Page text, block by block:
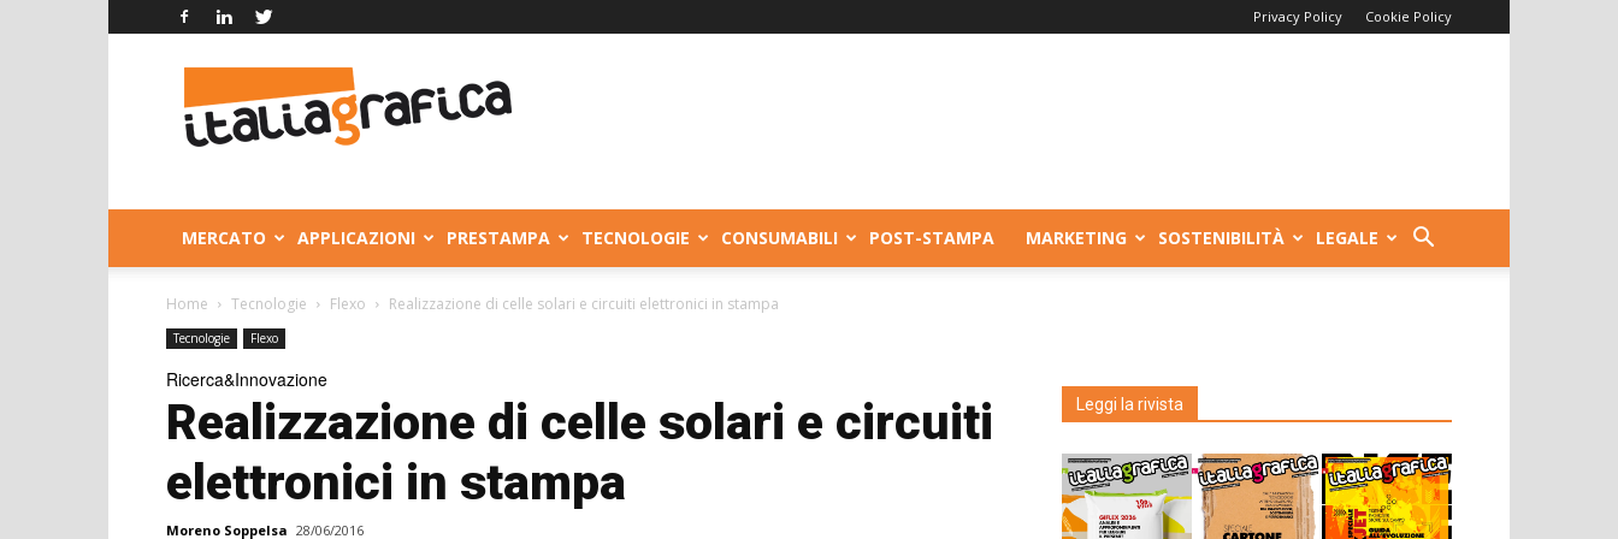
Privacy Policy Cookie Policy
Grafica
MERCATO APPLICAZIONI PRESTAMPA TECNOLOGIE CONSUMABILI POST-STAMPA MARKETING SOSTENIBILITÀ LEGALE
Home Tecnologie Flexo Realizzazione di celle solari e circuiti elettronici in stampa
Tecnologie Flexo
Ricerca&Innovazione
Realizzazione di celle solari e circuiti
elettronici in stampa
Moreno Soppelsa 28/06/2016
Leggi la rivista